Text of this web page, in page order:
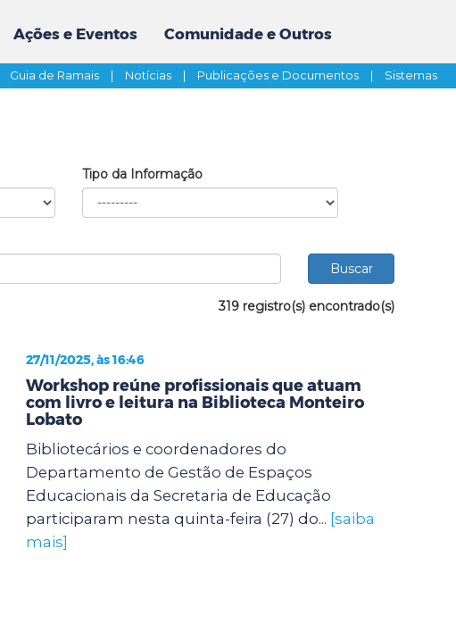
Ações e Eventos Comunidade e Outros
Guia de Ramais | Notícias | Publicações e Documentos | Sistemas
Tipo da Informação
319 registro(s) encontrado(s)
27/11/2025, às 16:46
Workshop reúne profissionais que atuam
com livro e leitura na Biblioteca Monteiro
Lobato
Bibliotecários e coordenadores do
Departamento de Gestão de Espaços
Educacionais da Secretaria de Educação
participaram nesta quinta-feira (27) do... [saiba
mais]